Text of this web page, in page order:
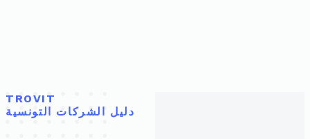
TROVIT
دليل الشركات التونسية